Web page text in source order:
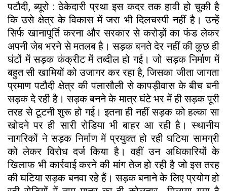
पटौदी, ब्यूरो : ठेकेदारी प्रथा इस कदर तक हावी हो चुकी है
कि उसे क्षेत्र के विकास में जरा भी दिलचस्पी नहीं है। उन्हें
सिर्फ खानापूर्ति करना और सरकार से करोड़ों का फंड लेकर
अपनी जेब भरने से मतलब है। सड़क बनते देर नहीं की कुछ ही
घंटों में सड़क कंक्रीट में तब्दील हो गई। जो सड़क निर्माण में
बहुत सी खामियों को उजागर कर रहा है, जिसका जीता जागता
प्रमाण पटौदी क्षेत्र की पलासौली से कापड़ीवास के बीच बनी
सड़क दे रही है। सड़क बनने के मात्र घंटे भर में ही सड़क पूरी
तरह से टूटनी शुरू हो गई। इतना ही नहीं सड़क को हल्का सा
खोदने पर ही सारी रोडिया भी बाहर आ रही है। स्थानीय
नागरिकों ने सड़क निर्माण में प्रयुक्त हो रही घटिया सामग्री
को लेकर विरोध दर्ज किया है। वहीं उन अधिकारियों के
खिलाफ भी कार्रवाई करने की मांग तेज हो रही है जो इस तरह
की घटिया सड़क बनवा रहे हैं। सड़क बनाने के लिए प्रयोग हो